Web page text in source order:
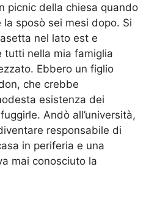
picnic della chiesa quando
sposò sei mesi dopo. Si
nel lato est e
tutti nella mia famiglia
Ebbero un figlio
che crebbe
esistenza dei
Andò all’università,
responsabile di
in periferia e una
mai conosciuto la